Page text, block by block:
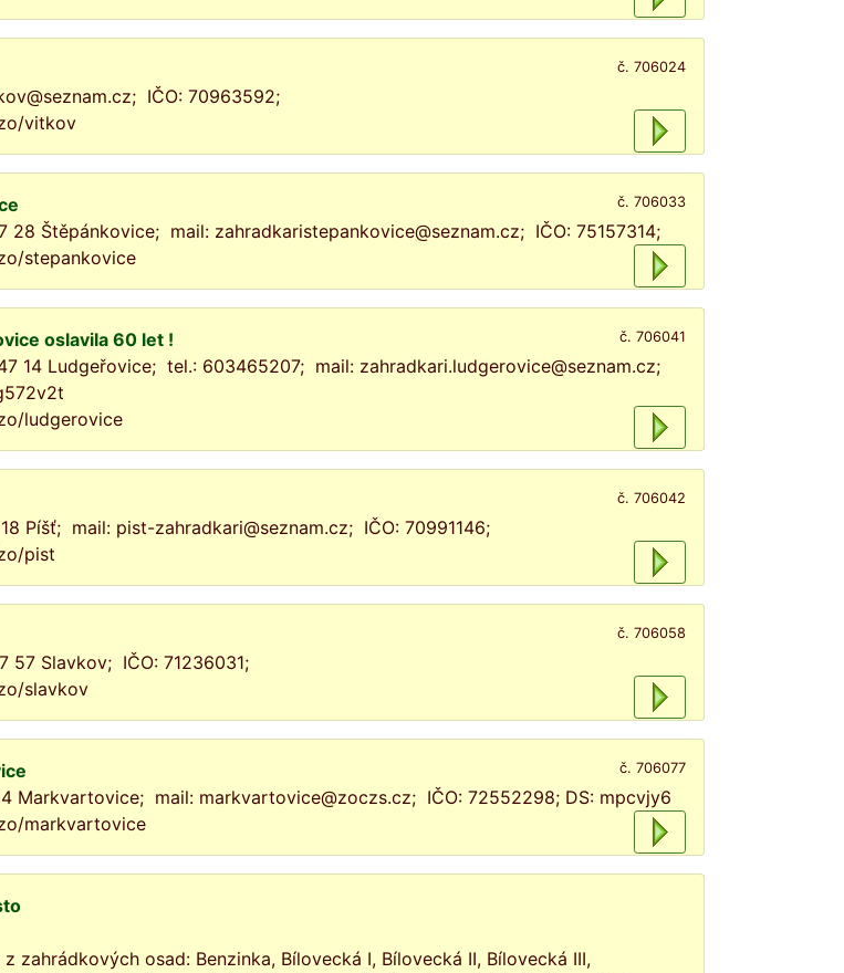
č. 706024
IČO: 70963592;
vitkov
č. 706033
28 Štěpánkovice; mail: zahradkaristepankovice@seznam.cz; IČO: 75157314;
stepankovice
oslavila 60 let ! č. 706041
14 Ludgeřovice; tel.: 603465207; mail: zahradkari.ludgerovice@seznam.cz;
ludgerovice
č. 706042
Píšť; mail: pist-zahradkari@seznam.cz; IČO: 70991146;
pist
č. 706058
57 Slavkov; IČO: 71236031;
slavkov
č. 706077
Markvartovice; mail: markvartovice@zoczs.cz; IČO: 72552298; DS: mpcvjy6
markvartovice
z zahrádkových osad: Benzinka, Bílovecká I, Bílovecká II, Bílovecká III,